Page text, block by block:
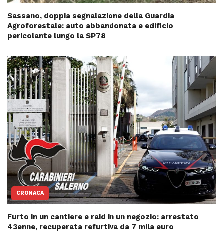
Sassano, doppia segnalazione della Guardia
Agroforestale: auto abbandonata e edificio
pericolante lungo la SP78
CRONACA
Furto in un cantiere e raid in un negozio: arrestato
43enne, recuperata refurtiva da 7 mila euro